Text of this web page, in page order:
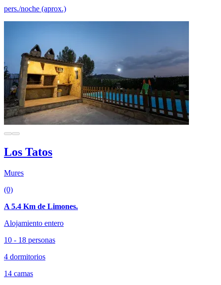
pers./noche (aprox.)
Los Tatos
Mures
(0)
A 5.4 Km de Limones.
Alojamiento entero
10 - 18 personas
4 dormitorios
14 camas